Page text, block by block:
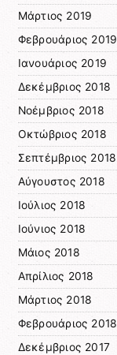
Μάρτιος 2019
Φεβρουάριος 2019
Ιανουάριος 2019
Δεκέμβριος 2018
Νοέμβριος 2018
Οκτώβριος 2018
Σεπτέμβριος 2018
Αύγουστος 2018
Ιούλιος 2018
Ιούνιος 2018
Μάιος 2018
Απρίλιος 2018
Μάρτιος 2018
Φεβρουάριος 2018
Δεκέμβριος 2017